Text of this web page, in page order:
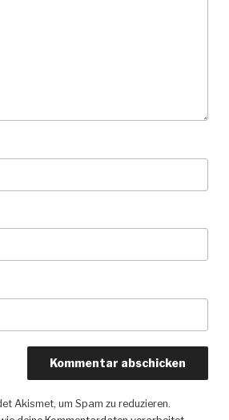
Akismet, um Spam zu reduzieren.